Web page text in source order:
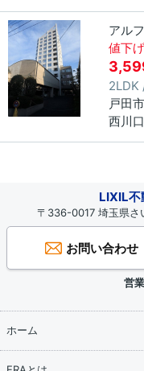
アル
値下
2LDK
戸田市
西川
LIXIL不
〒336-0017 埼玉県さ
お問い合わせ
営
ホーム